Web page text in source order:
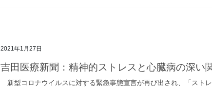
2021年1月27日
吉田医療新聞：精神的ストレスと心臓病の深い
新型コロナウイルスに対する緊急事態宣言が再び出され、「スト